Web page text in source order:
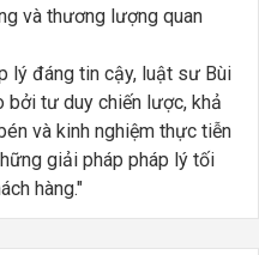
và thương lượng quan
lý đáng tin cậy, luật sư Bùi
bởi tư duy chiến lược, khả
và kinh nghiệm thực tiễn
giải pháp pháp lý tối
hàng."